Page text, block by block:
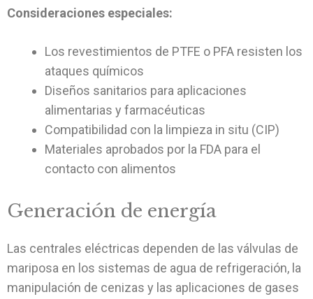
Consideraciones especiales:
Los revestimientos de PTFE o PFA resisten los
ataques químicos
Diseños sanitarios para aplicaciones
alimentarias y farmacéuticas
Compatibilidad con la limpieza in situ (CIP)
Materiales aprobados por la FDA para el
contacto con alimentos
Generación de energía
Las centrales eléctricas dependen de las válvulas de
mariposa en los sistemas de agua de refrigeración, la
manipulación de cenizas y las aplicaciones de gases